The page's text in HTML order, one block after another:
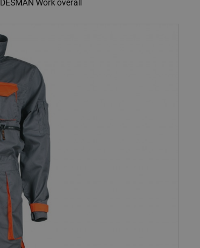
DESMAN Work overall